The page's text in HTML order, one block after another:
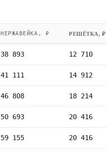
НЕРЖАВЕЙКА, ₽ РЕШЁТКА, ₽
38 893 12 710
41 111 14 912
46 808 18 214
50 693 20 416
59 155 20 416